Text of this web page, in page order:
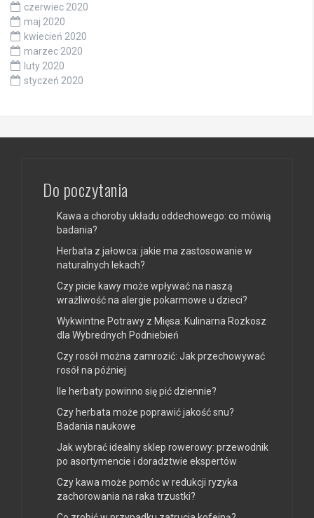
czerwiec 2020
maj 2020
kwiecień 2020
marzec 2020
luty 2020
styczeń 2020
Do poczytania
Kawa a choroby układu oddechowego: co mówią
badania?
Herbata z jałowca: jakie ma zastosowanie w
naturalnych lekach?
Czy picie kawy może wpływać na naszą
wrażliwość na alergie pokarmowe u dzieci?
Wykwintne Potrawy z Mięsa: Kulinarna Rozkosz
dla Wybrednych Podniebień
Czy rosół można zamrozić: Jak przechowywać
rosół na później
Ile herbaty powinno się pić dziennie?
Czy herbata może poprawić jakość snu?
Badania naukowe
Jak wybrać idealny sklep rowerowy: przewodnik
po asortymencie i doradztwie ekspertów
Czy kawa może pomóc w redukcji ryzyka
zachorowania na raka trzustki?